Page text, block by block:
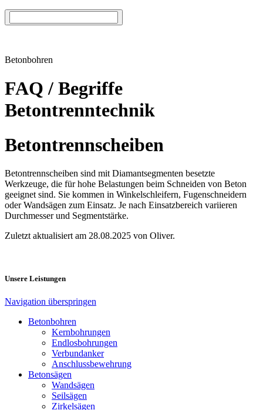
Betonbohren
FAQ / Begriffe
Betontrenntechnik
Betontrennscheiben
Betontrennscheiben sind mit Diamantsegmenten besetzte
Werkzeuge, die für hohe Belastungen beim Schneiden von Beton
geeignet sind. Sie kommen in Winkelschleifern, Fugenschneidern
oder Wandsägen zum Einsatz. Je nach Einsatzbereich variieren
Durchmesser und Segmentstärke.
Zuletzt aktualisiert am 28.08.2025 von Oliver.
Unsere Leistungen
Navigation überspringen
Betonbohren
Kernbohrungen
Endlosbohrungen
Verbundanker
Anschlussbewehrung
Betonsägen
Wandsägen
Seilsägen
Zirkelsägen